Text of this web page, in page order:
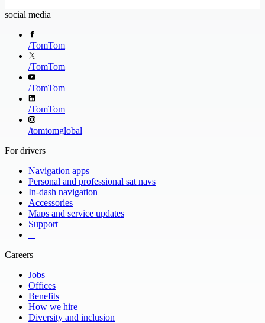
social media
/TomTom
/TomTom
/TomTom
/TomTom
/tomtomglobal
For drivers
Navigation apps
Personal and professional sat navs
In-dash navigation
Accessories
Maps and service updates
Support
Careers
Jobs
Offices
Benefits
How we hire
Diversity and inclusion